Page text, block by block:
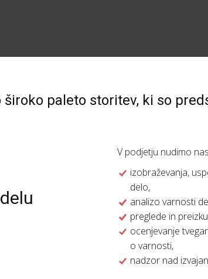
paleto storitev, ki so
V podjetju nudimo
izobraževanja,
delo,
analizo varnosti
preglede in
ocenjevanje
o varnosti,
nadzor nad